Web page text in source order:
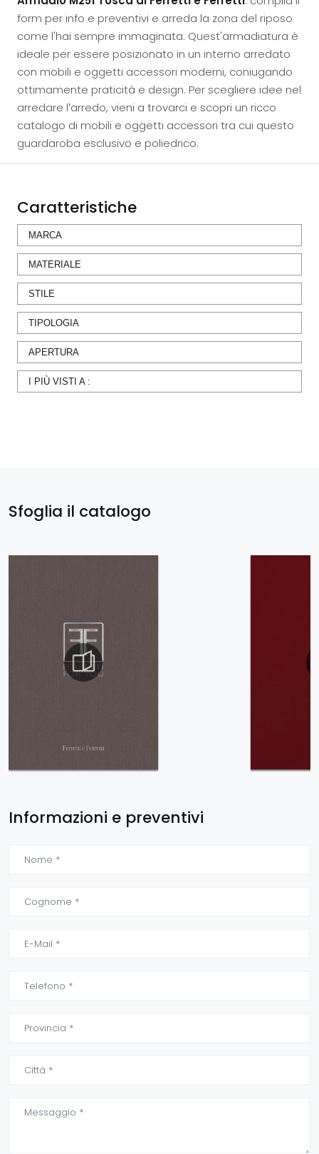
form per info e preventivi e arreda la zona del riposo
come l'hai sempre immaginata. Quest'armadiatura è
ideale per essere posizionato in un interno arredato
con mobili e oggetti accessori moderni, coniugando
ottimamente praticità e design. Per scegliere idee nel
arredare l’arredo, vieni a trovarci e scopri un ricco
catalogo di mobili e oggetti accessori tra cui questo
guardaroba esclusivo e poliedrico.
Caratteristiche
MARCA
MATERIALE
STILE
TIPOLOGIA
APERTURA
I PIÙ VISTI A :
Sfoglia il catalogo
Informazioni e preventivi